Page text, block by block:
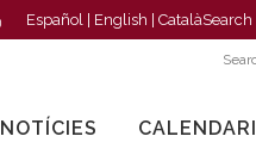
Español English CatalàSearch
NOTÍCIES CALENDARI